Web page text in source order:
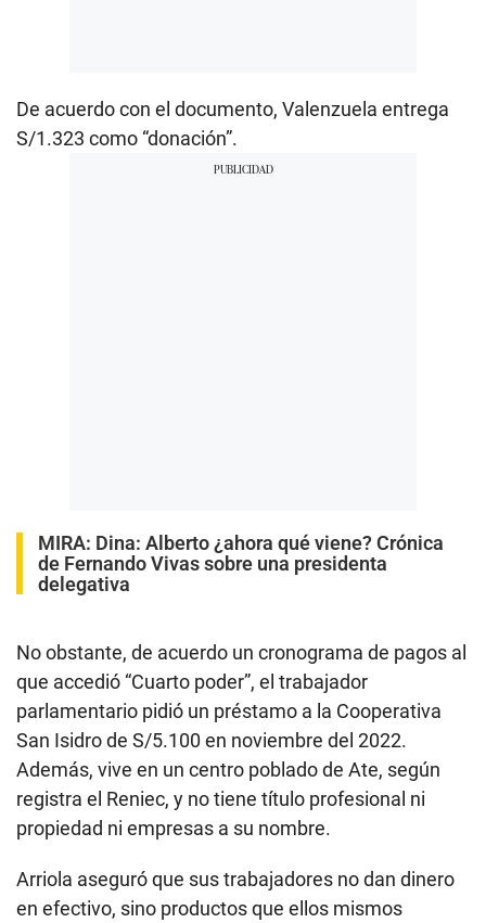
De acuerdo con el documento, Valenzuela entrega
S/1.323 como “donación”.
MIRA: Dina: Alberto ¿ahora qué viene? Crónica
de Fernando Vivas sobre una presidenta
delegativa
No obstante, de acuerdo un cronograma de pagos al
que accedió “Cuarto poder”, el trabajador
parlamentario pidió un préstamo a la Cooperativa
San Isidro de S/5.100 en noviembre del 2022.
Además, vive en un centro poblado de Ate, según
registra el Reniec, y no tiene título profesional ni
propiedad ni empresas a su nombre.
Arriola aseguró que sus trabajadores no dan dinero
en efectivo, sino productos que ellos mismos